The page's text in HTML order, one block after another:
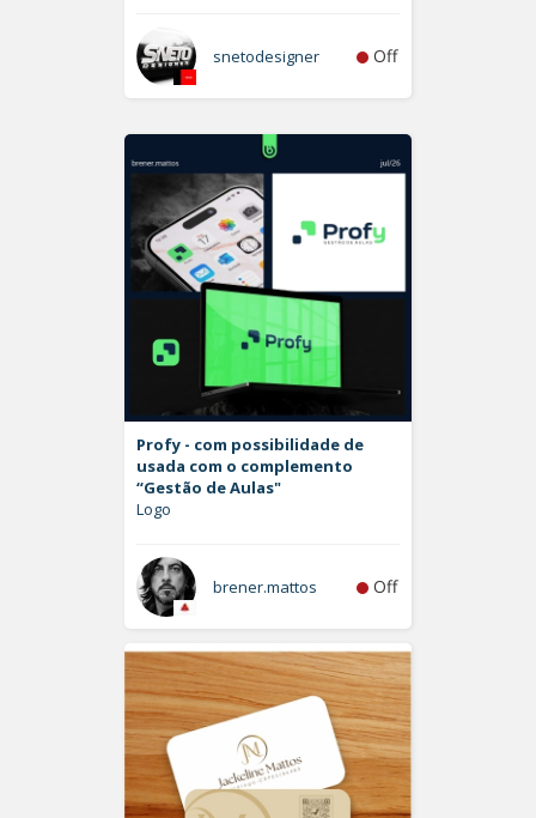
snetodesigner Off
Profy - com possibilidade de
usada com o complemento
“Gestão de Aulas"
Logo
brener.mattos Off